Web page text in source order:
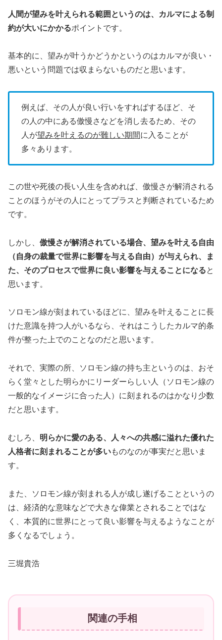
人間が望みを叶えられる範囲というのは、カルマによる制
約が大いにかかるポイントです。
基本的に、望みが叶うかどうかというのはカルマが良い・
悪いという問題では収まらないものだと思います。
例えば、その人が良い行いをすればするほど、そ
の人の中にある傲慢さなどを消し去るため、その
人が望みを叶えるのが難しい期間に入ることが
多々あります。
この世や死後の長い人生を含めれば、傲慢さが解消される
ことのほうがその人にとってプラスと判断されているため
です。
しかし、 傲慢さが解消されている場合、望みを叶える自由
（自身の裁量で世界に影響を与える自由）が与えられ、ま
た、そのプロセスで世界に良い影響を与えることになると
思います。
ソロモン線が刻まれているほどに、望みを叶えることに長
けた意識を持つ人がいるなら、それはこうしたカルマ的条
件が整った上でのことなのだと思います。
それで、実際の所、ソロモン線の持ち主というのは、おそ
らく堂々とした明らかにリーダーらしい人（ソロモン線の
一般的なイメージに合った人）に刻まれるのはかなり少数
だと思います。
むしろ、 明らかに愛のある、人々への共感に溢れた優れた
人格者に刻まれることが多いものなのが事実だと思いま
す。
また、ソロモン線が刻まれる人が成し遂げることというの
は、経済的な意味などで大きな偉業とされることではな
く、本質的に世界にとって良い影響を与えるようなことが
多くなるでしょう。
三堀貴浩
関連の手相